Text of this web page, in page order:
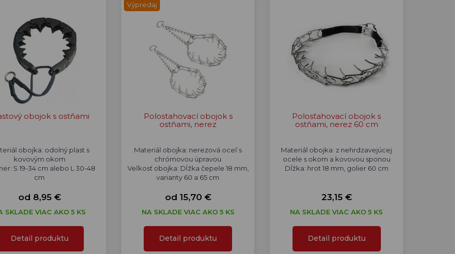
obojok s ostňami
obojka: odolný plast s
kovovým okom
S 19-34 cm alebo L 30-48
cm
od 8,95 €
SKLADE VIAC AKO 5 KS
Detail produktu
Výpredaj
Polostahovací obojok s
ostňami, nerez
Materiál obojka: nerezová oceľ s
chrómovou úpravou
Veľkosť obojka: Dĺžka čepele 18 mm,
varianty 60 a 65 cm
od 15,70 €
NA SKLADE VIAC AKO 5 KS
Detail produktu
Polosťahovací obojok s
ostňami, nerez 60 cm
Materiál obojka: z nehrdzavejúcej
ocele s okom a kovovou sponou
Dĺžka: hrot 18 mm, golier 60 cm
23,15 €
NA SKLADE VIAC AKO 5 KS
Detail produktu